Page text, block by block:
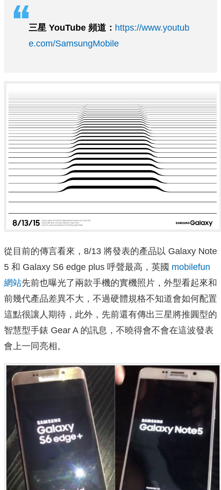
三星 YouTube 頻道： https://www.youtub
e.com/SamsungMobile
從目前的傳言看來，8/13 將發表的產品以 Galaxy Note
5 和 Galaxy S6 edge plus 呼聲最高，英國 mobilefun
網站先前也曝光了兩款手機的實機照片，外型看起來和
前幾代產品差異不大，不過硬體規格不知道會如何配置
這點很讓人期待，此外，先前還有傳出三星將推圓型的
智慧型手錶 Gear A 的訊息，不曉得會不會在這波發表
會上一同亮相。